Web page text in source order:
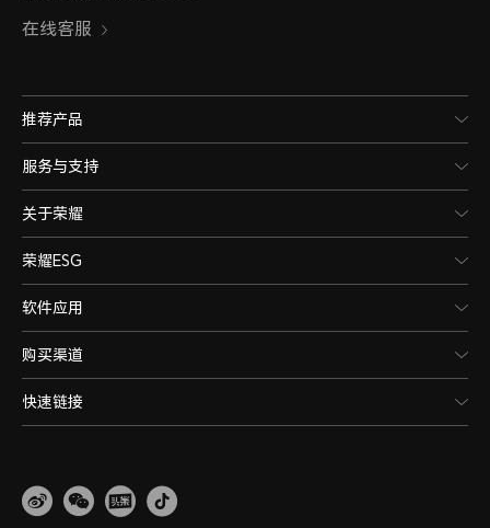
在线客服
推荐产品
服务与支持
关于荣耀
荣耀ESG
软件应用
购买渠道
快速链接